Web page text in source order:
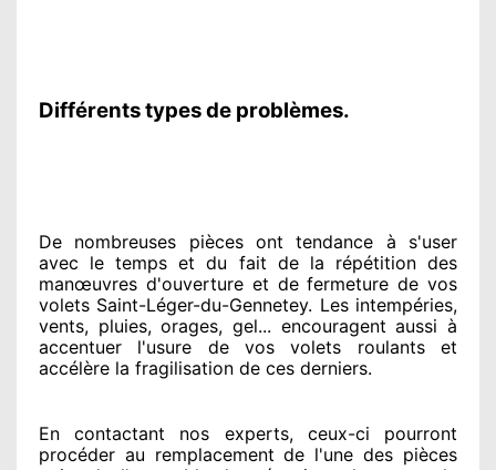
Différents types de problèmes.
De nombreuses pièces ont tendance à s'user
avec le temps et du fait de la répétition des
manœuvres d'ouverture et de fermeture de vos
volets Saint-Léger-du-Gennetey. Les intempéries,
vents, pluies, orages, gel... encouragent aussi à
accentuer l'usure de vos volets roulants et
accélère la fragilisation de ces derniers.
En contactant nos experts, ceux-ci pourront
procéder au remplacement de l'une des pièces